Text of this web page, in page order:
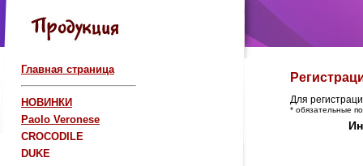
Главная страница
НОВИНКИ
Paolo Veronese
CROCODILE
DUKE
Для
* обязательные